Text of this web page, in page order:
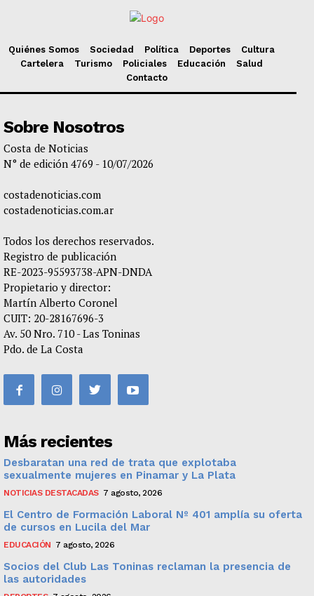
Quiénes Somos Sociedad Política Deportes
Cultura
Cartelera
Turismo Policiales Educación
Salud
Contacto
Sobre Nosotros
Costa de Noticias
N° de edición 4769 - 10/07/2026
costadenoticias.com
costadenoticias.com.ar
Todos los derechos reservados.
Registro de publicación
RE-2023-95593738-APN-DNDA
Propietario y director:
Martín Alberto Coronel
CUIT: 20-28167696-3
Av. 50 Nro. 710 - Las Toninas
Pdo. de La Costa
Más recientes
Desbaratan una red de trata que explotaba
sexualmente mujeres en Pinamar y La Plata
NOTICIAS DESTACADAS 7 agosto, 2026
El Centro de Formación Laboral Nº 401 amplía su oferta
de cursos en Lucila del Mar
EDUCACIÓN 7 agosto, 2026
Socios del Club Las Toninas reclaman la presencia de
las autoridades